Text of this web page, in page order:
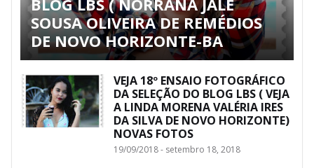
BLOG LBS ( NORRANA JALE
SOUSA OLIVEIRA DE REMÉDIOS
DE NOVO HORIZONTE-BA
VEJA 18º ENSAIO FOTOGRÁFICO
DA SELEÇÃO DO BLOG LBS ( VEJA
A LINDA MORENA VALÉRIA IRES
DA SILVA DE NOVO HORIZONTE)
NOVAS FOTOS
19/09/2018 - setembro 18, 2018